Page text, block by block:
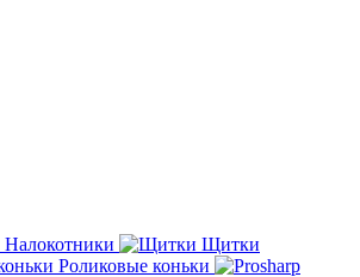
Налокотники
Щитки
Роликовые коньки